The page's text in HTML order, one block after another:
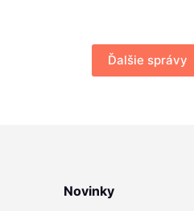
Ďalšie správy
Novinky